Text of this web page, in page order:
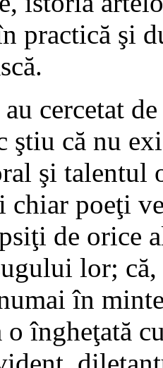
practică şi
cercetat
că nu
şi
chiar poeţi
de orice
lor;
în
o îngheţată